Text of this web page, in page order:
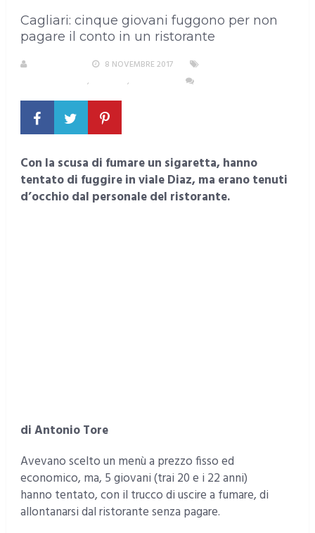
Cagliari: cinque giovani fuggono per non
pagare il conto in un ristorante
8 NOVEMBRE 2017
, ,
Con la scusa di fumare un sigaretta, hanno
tentato di fuggire in viale Diaz, ma erano tenuti
d’occhio dal personale del ristorante.
di Antonio Tore
Avevano scelto un menù a prezzo fisso ed
economico, ma, 5 giovani (trai 20 e i 22 anni)
hanno tentato, con il trucco di uscire a fumare, di
allontanarsi dal ristorante senza pagare.